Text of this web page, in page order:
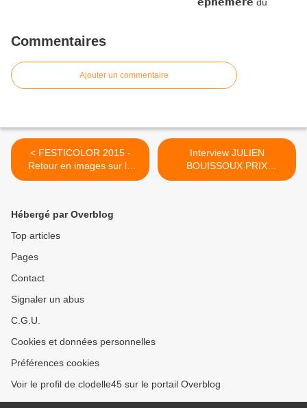
Commentaires
Ajouter un commentaire
< FESTICOLOR 2015 -
Retour en images sur la
soirée du Samedi 30 Mai à
Interview JULIEN
BOUISSOUX PRIX
BOCCACE 2015 ... >
Hébergé par Overblog
Top articles
Pages
Contact
Signaler un abus
C.G.U.
Cookies et données personnelles
Préférences cookies
Voir le profil de clodelle45 sur le portail Overblog